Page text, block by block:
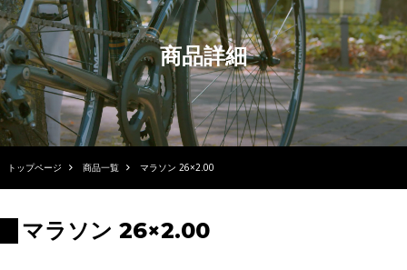
商品詳細
トップページ 商品一覧 マラソン 26×2.00
マラソン 26×2.00